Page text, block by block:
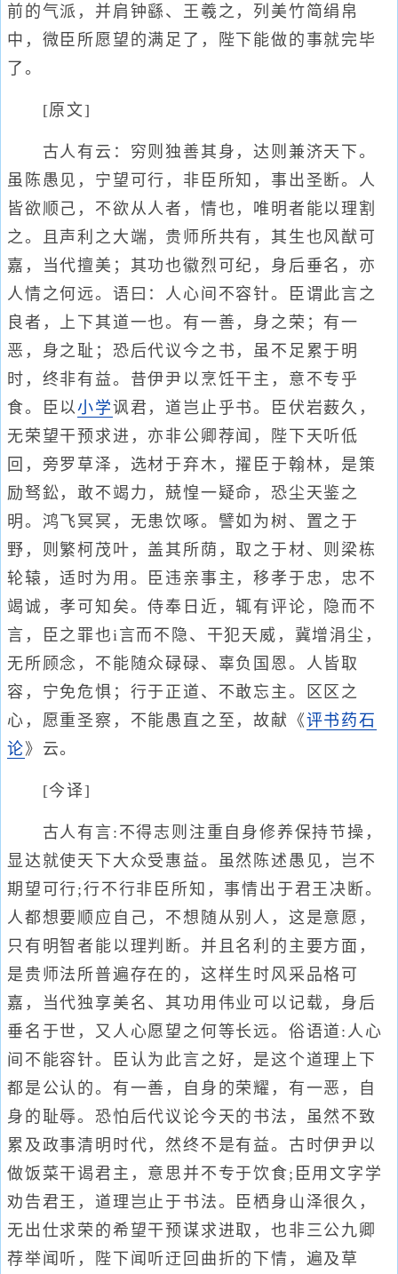
前的气派，并肩钟繇、王羲之，列美竹简绢帛
中，微臣所愿望的满足了，陛下能做的事就完毕
了。
[原文]
古人有云：穷则独善其身，达则兼济天下。
虽陈愚见，宁望可行，非臣所知，事出圣断。人
皆欲顺己，不欲从人者，情也，唯明者能以理割
之。且声利之大端，贵师所共有，其生也风猷可
嘉，当代擅美；其功也徽烈可纪，身后垂名，亦
人情之何远。语曰：人心间不容针。臣谓此言之
良者，上下其道一也。有一善，身之荣；有一
恶，身之耻；恐后代议今之书，虽不足累于明
时，终非有益。昔伊尹以烹饪干主，意不专乎
食。臣以小学讽君，道岂止乎书。臣伏岩薮久，
无荣望干预求进，亦非公卿荐闻，陛下天听低
回，旁罗草泽，选材于弃木，擢臣于翰林，是策
励驽鈆，敢不竭力，兢惶一疑命，恐尘天鉴之
明。鸿飞冥冥，无患饮啄。譬如为树、置之于
野，则繁柯茂叶，盖其所荫，取之于材、则梁栋
轮辕，适时为用。臣违亲事主，移孝于忠，忠不
竭诚，孝可知矣。侍奉日近，辄有评论，隐而不
言，臣之罪也i言而不隐、干犯天威，冀增涓尘，
无所顾念，不能随众碌碌、辜负国恩。人皆取
容，宁免危惧；行于正道、不敢忘主。区区之
心，愿重圣察，不能愚直之至，故献《评书药石
论》云。
[今译]
古人有言:不得志则注重自身修养保持节操，
显达就使天下大众受惠益。虽然陈述愚见，岂不
期望可行;行不行非臣所知，事情出于君王决断。
人都想要顺应自己，不想随从别人，这是意愿，
只有明智者能以理判断。并且名利的主要方面，
是贵师法所普遍存在的，这样生时风采品格可
嘉，当代独享美名、其功用伟业可以记载，身后
垂名于世，又人心愿望之何等长远。俗语道:人心
间不能容针。臣认为此言之好，是这个道理上下
都是公认的。有一善，自身的荣耀，有一恶，自
身的耻辱。恐怕后代议论今天的书法，虽然不致
累及政事清明时代，然终不是有益。古时伊尹以
做饭菜干谒君主，意思并不专于饮食;臣用文字学
劝告君王，道理岂止于书法。臣栖身山泽很久，
无出仕求荣的希望干预谋求进取，也非三公九卿
荐举闻听，陛下闻听迂回曲折的下情，遍及草